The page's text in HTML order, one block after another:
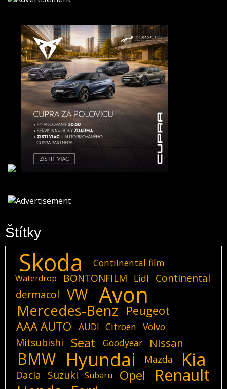
Štítky
Skoda Contiinental film
Waterdrop BONTONFILM Lidl
Continental
dermacol
VW Avon
Mercedes-Benz
Peugeot
AAA AUTO
AUDI Citroen Volvo
Mitsubishi Seat Goodyear Nissan
BMW Hyundai Mazda Kia
Dacia Suzuki Subaru Opel Renault